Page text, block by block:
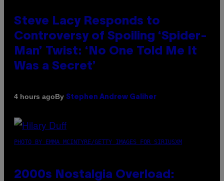
Steve Lacy Responds to
Controversy of Spoiling ‘Spider-
Man’ Twist: ‘No One Told Me It
Was a Secret’
4 hours agoBy Stephen Andrew Galiher
PHOTO BY EMMA MCINTYRE/GETTY IMAGES FOR SIRIUSXM
2000s Nostalgia Overload: